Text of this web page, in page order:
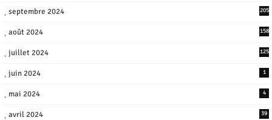
septembre 2024 205
août 2024 158
juillet 2024 125
juin 2024 1
mai 2024 4
avril 2024 39